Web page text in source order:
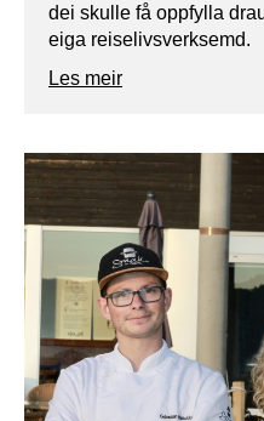
dei skulle få oppfylla
eiga reiselivsverksemd.
Les meir